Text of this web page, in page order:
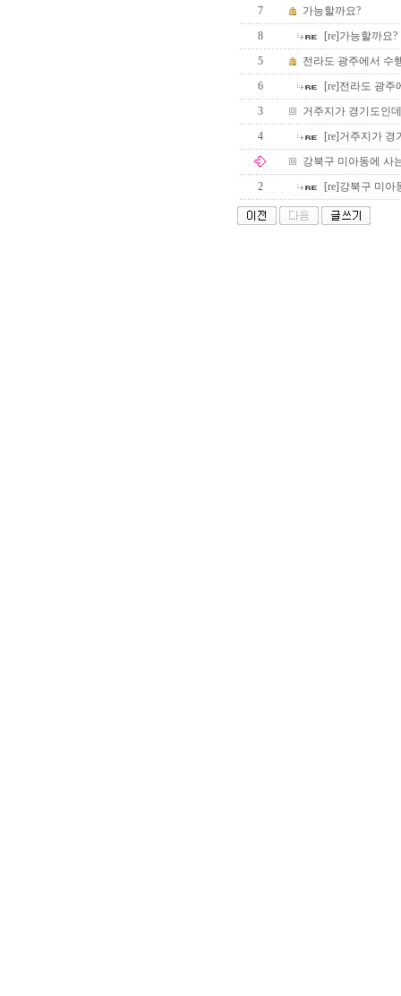
7
가능할까요?
8
[re]가능할까요?
5
전라도 광주에서 수
6
[re]전라도 광주
3
거주지가 경기도인
4
[re]거주지가 경
강북구 미아동에 사
2
[re]강북구 미아